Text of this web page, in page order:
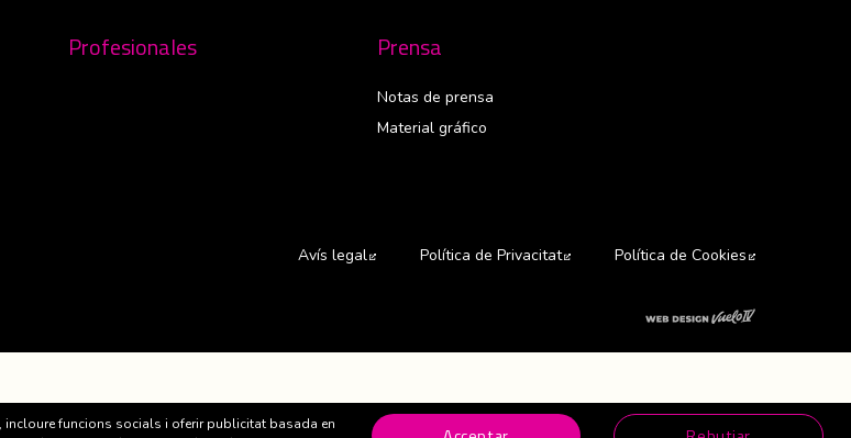
Profesionales Prensa
Notas de prensa
Material gráfico
Avís legal Abre en nueva ventana
Política de Privacitat Abre en nueva ventana
Política de Cookies
incloure funcions socials i oferir publicitat basada en